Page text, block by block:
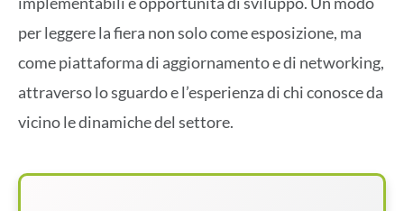
per leggere la fiera non solo come esposizione, ma
come piattaforma di aggiornamento e di networking,
attraverso lo sguardo e l’esperienza di chi conosce da
vicino le dinamiche del settore.